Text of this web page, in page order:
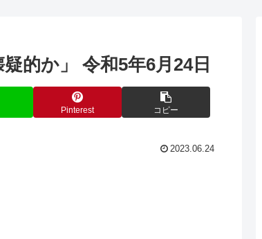
的か」 令和5年6月24日
Pinterest コピー
2023.06.24